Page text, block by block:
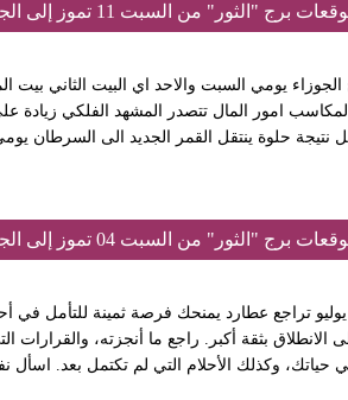
برج "الثور" من السبت 11 تموز إلى الجمعة 17 تموز 2026
الجوزاء يومي السبت والاحد اي البيت الثاني بيت
والمكاسب امور المال تتصدر المشهد الفلكي زيادة
حلوة ينتقل القمر الجديد الى السرطان
برج "الثور" من السبت 04 تموز إلى الجمعة 10 تموز 2026
تراجع عطارد يمنحك فرصة ثمينة للتأمل في
بثقة أكبر. راجع ما أنجزته، والقرارات
حياتك، وكذلك الأحلام التي لم تكتمل بعد.